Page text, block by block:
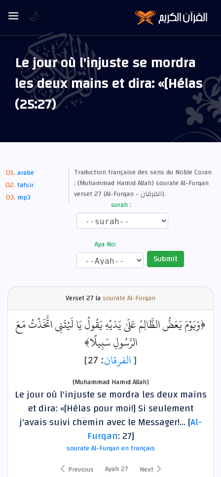
Le jour où l'injuste se mordra
les deux mains et dira: «[Hélas
(25:27)
arabe
tafsir
mp3
Traduction française des sens du Noble Coran
: (Muhammad Hamid Allah) sourate Al-Furqan
verset 27 (Al-Furqan - الفرقان).
surah :
Aya No:
Submit
Verset27 lasourate Al-Furqan
﴿وَيَوْمَ يَعَضُّ الظَّالِمُ عَلَىٰ يَدَيْهِ يَقُولُ يَا لَيْتَنِي اتَّخَذْتُ مَعَ
الرَّسُولِ سَبِيلًا﴾
[الفرقان: 27]
(Muhammad Hamid Allah)
Le jour où l'injuste se mordra les deux mains
et dira: «[Hélas pour moi!] Si seulement
j'avais suivi chemin avec le Messager!... [Al-
Furqan: 27]
sourate Al-Furqan en français
Previous
Ayah 27 Next
🌙